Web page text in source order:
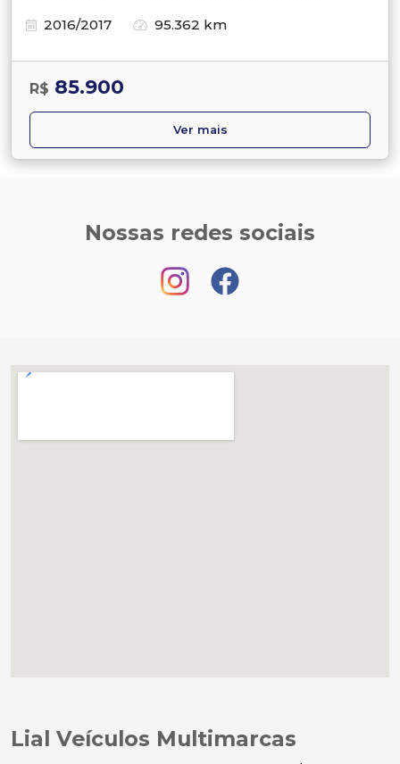
2016/2017
95.362 km
R$ 85.900
Ver mais
Nossas redes sociais
Lial Veículos Multimarcas